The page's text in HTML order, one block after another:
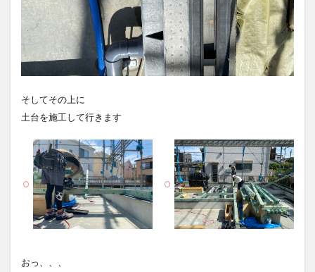
そしてその上に
土台を施工して行きます
おっ、、、